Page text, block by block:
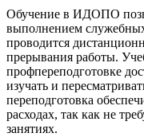
Обучение в ИДОПО
выполнением
проводится
прерывания работы.
профпереподготовке
изучать и
переподготовка
расходах, так как не
занятиях.